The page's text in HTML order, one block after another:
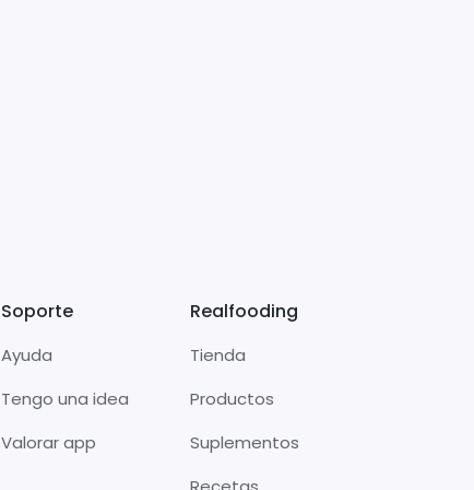
Soporte
Ayuda
Tengo una idea
Valorar app
Realfooding
Tienda
Productos
Suplementos